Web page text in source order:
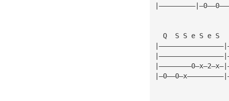
Q  S S e S e S